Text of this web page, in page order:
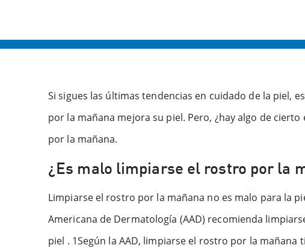
Si sigues las últimas tendencias en cuidado de la piel,
por la mañana mejora su piel. Pero, ¿hay algo de
por la mañana.
¿Es malo limpiarse el rostro por la
Limpiarse el rostro por la mañana no es malo para la
Americana de Dermatología (AAD) recomienda
piel . 1Según la AAD, limpiarse el rostro por la